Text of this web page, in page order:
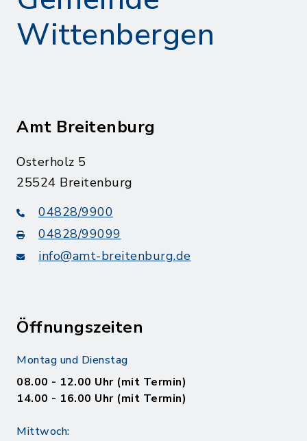
Wittenbergen
Amt Breitenburg
Osterholz 5
25524 Breitenburg
04828/9900
04828/99099
info@amt-breitenburg.de
Öffnungszeiten
Montag und Dienstag
08.00 - 12.00 Uhr (mit Termin)
14.00 - 16.00 Uhr (mit Termin)
Mittwoch: